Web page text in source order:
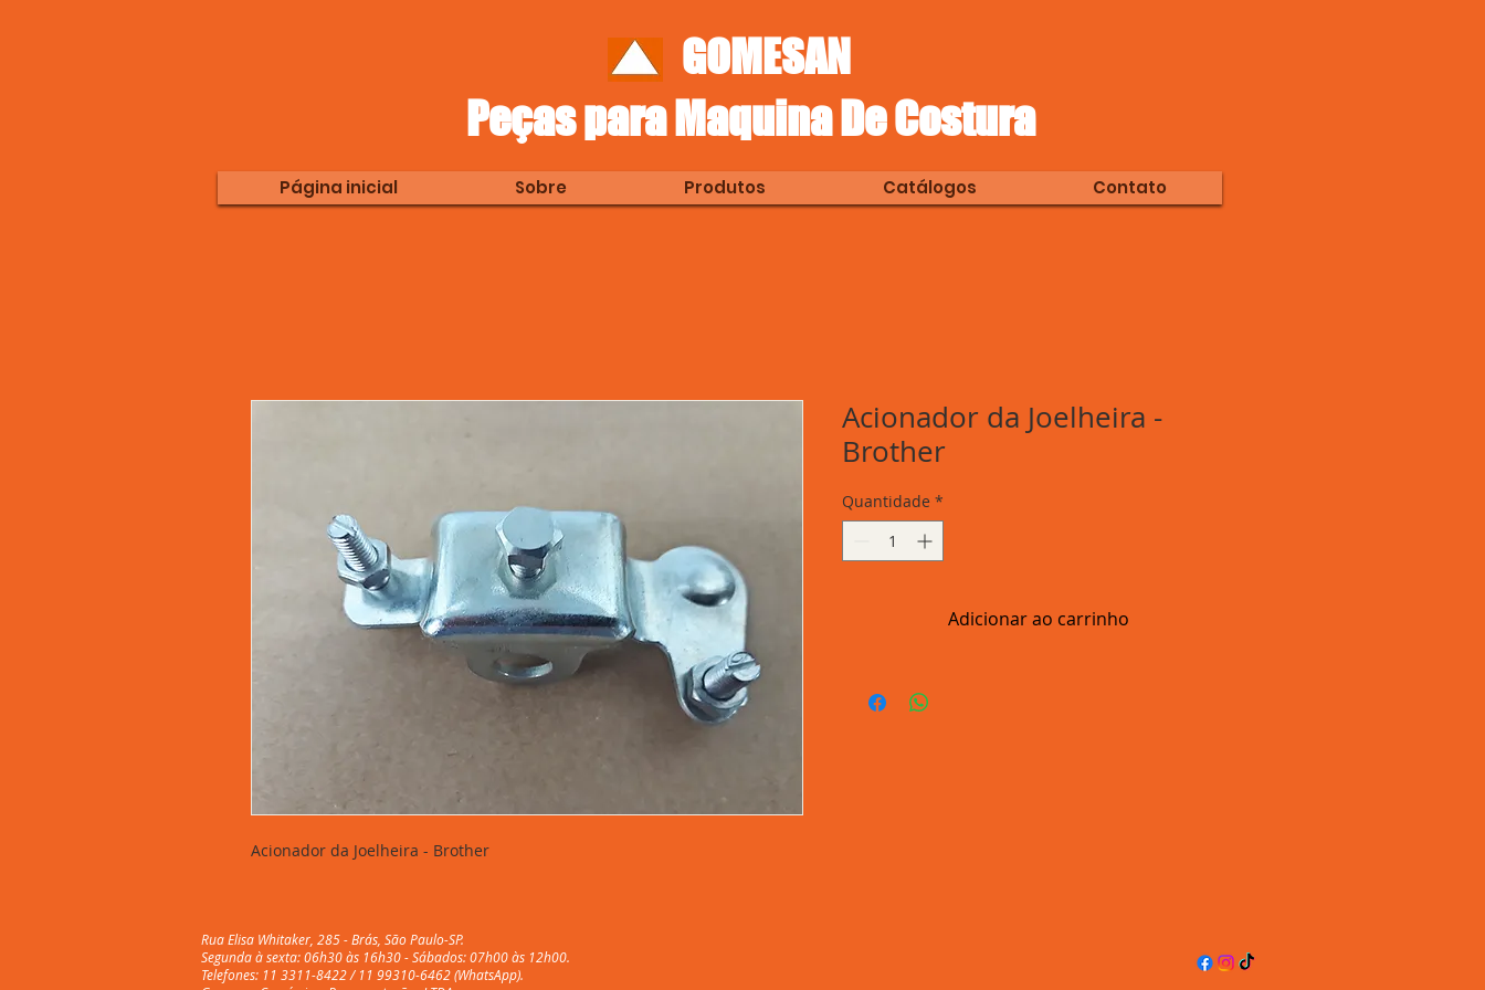
GOMESAN
Peças para Maquina De Costura
Página inicial Sobre Produtos Catálogos Contato
Acionador da Joelheira - Brother
Acionador da Joelheira -
Brother
Quantidade *
Adicionar ao carrinho
Rua Elisa Whitaker, 285 - Brás, São Paulo-SP.
Segunda à sexta: 06h30 às 16h30 - Sábados: 07h00 às 12h00.
Telefones: 11 3311-8422 / 11 99310-6462 (WhatsApp).